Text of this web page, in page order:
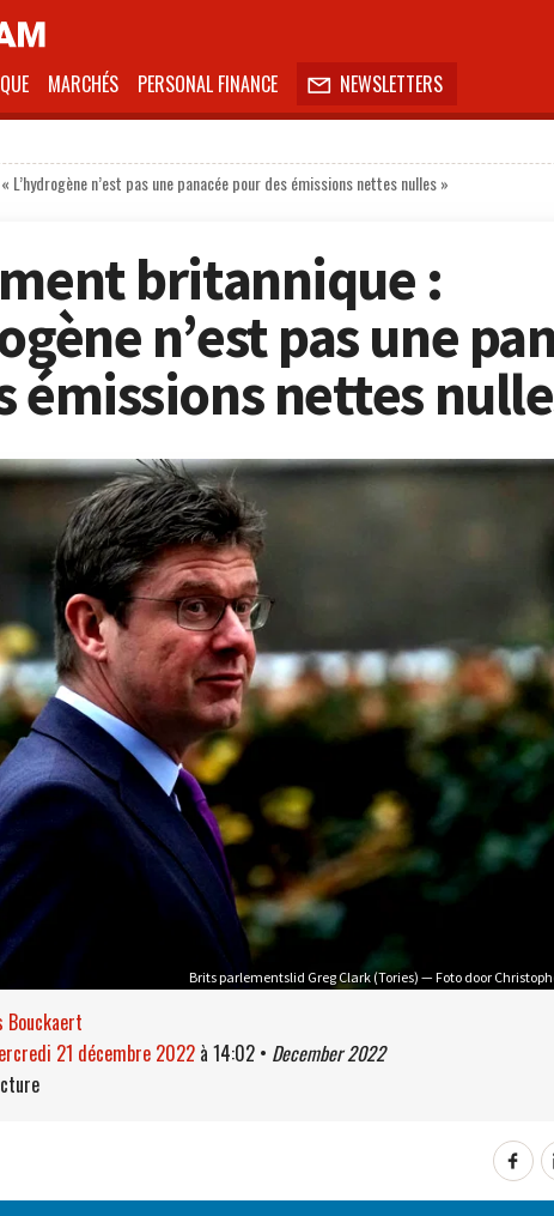
MARCHÉS PERSONAL FINANCE  NEWSLETTERS
n’est pas une panacée pour des émissions nettes nulles »
britannique :
n’est pas une
émissions nettes
Brits parlementslid Greg Clark (Tories) — Foto door
Bouckaert
mercredi 21 décembre 2022 à 14:02 • December 2022